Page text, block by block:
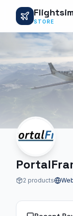
STORE
2 products